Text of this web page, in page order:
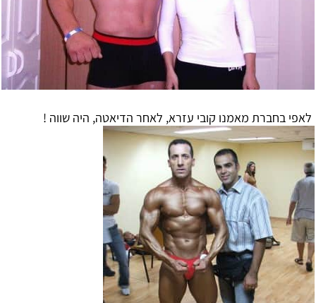
לאפי בחברת מאמנו קובי עזרא, לאחר הדיאטה, היה שווה !